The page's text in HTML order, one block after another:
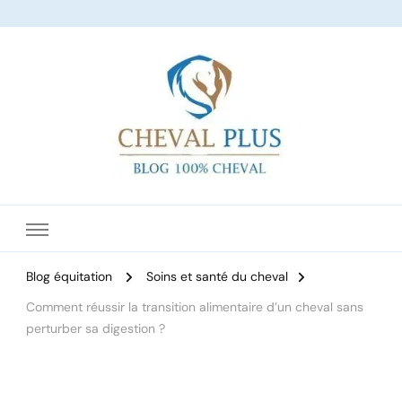
Blog équitation
Soins et santé du cheval
Comment réussir la transition alimentaire d’un cheval sans
perturber sa digestion ?